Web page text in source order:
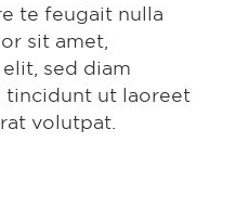
te feugait nulla
sit amet,
sed diam
tincidunt ut laoreet
volutpat.